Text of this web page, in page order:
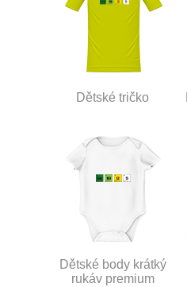
Dětské tričko
Dětské body krátký
rukáv premium